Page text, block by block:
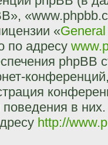
«
по адресу
phpBB
в
http://